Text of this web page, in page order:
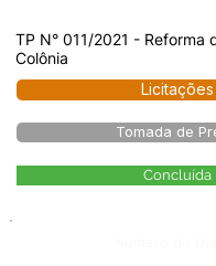
TP N° 011/2021 - Reforma
Colônia
Licitações
Tomada de
Concluída